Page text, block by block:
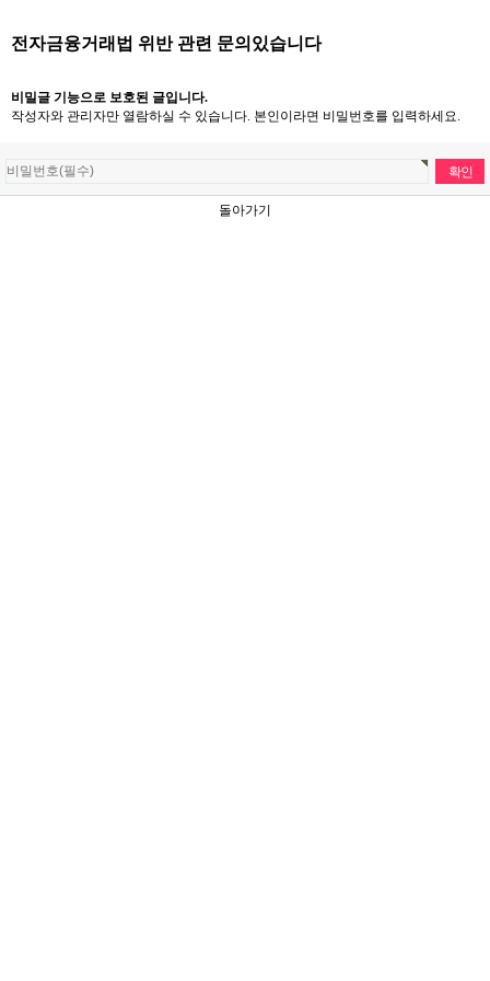
전자금융거래법 위반 관련 문의있습니다
비밀글 기능으로 보호된 글입니다.
작성자와 관리자만 열람하실 수 있습니다. 본인이라면 비밀번호를 입력하세요.
돌아가기